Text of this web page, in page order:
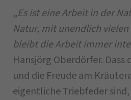
„Es ist eine Arbeit in der
Natur, mit unendlich
bleibt die Arbeit immer
Hansjörg Oberdörfer. Dass
und die Freude am
eigentliche Triebfeder